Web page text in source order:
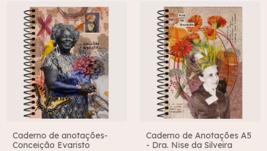
Caderno de anotações-
Conceição Evaristo
Caderno de Anotações A5
- Dra. Nise da Silveira